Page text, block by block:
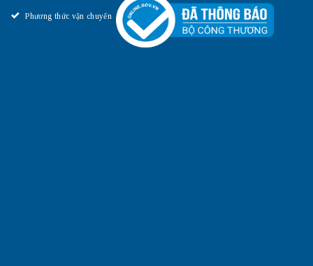
Phương thức vận chuyển